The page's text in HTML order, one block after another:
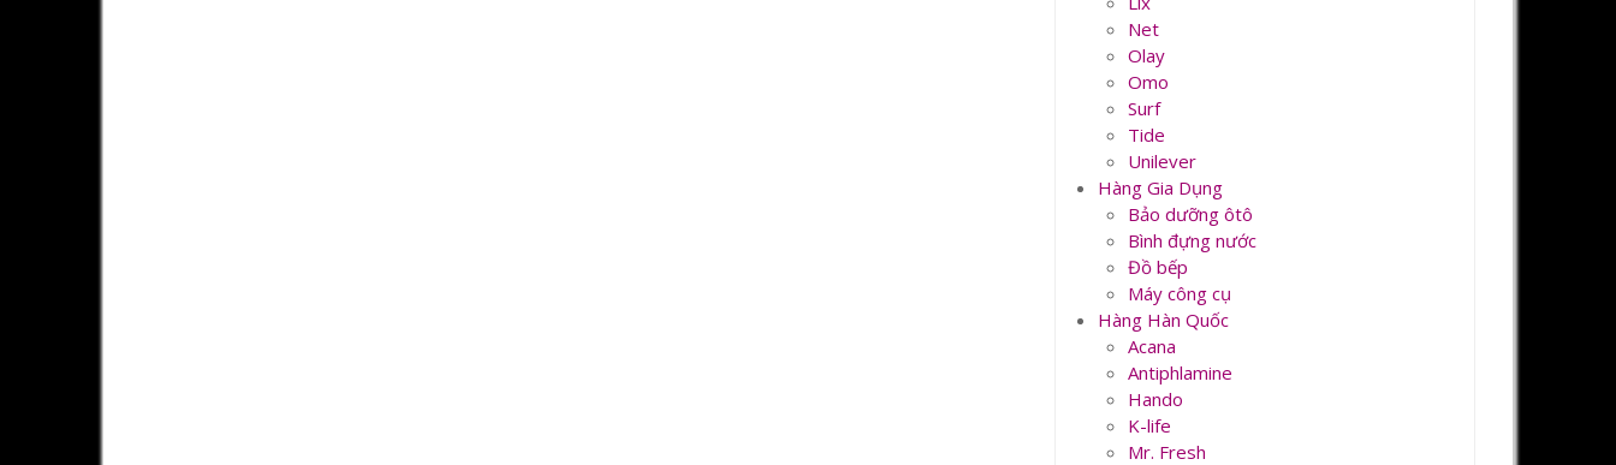
Net
Olay
Omo
Surf
Tide
Unilever
Hàng Gia Dụng
Bảo dưỡng ôtô
Bình đựng nước
Đồ bếp
Máy công cụ
Hàng Hàn Quốc
Acana
Antiphlamine
Hando
K-life
Mr. Fresh